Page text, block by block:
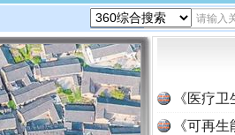
《医疗
《可再